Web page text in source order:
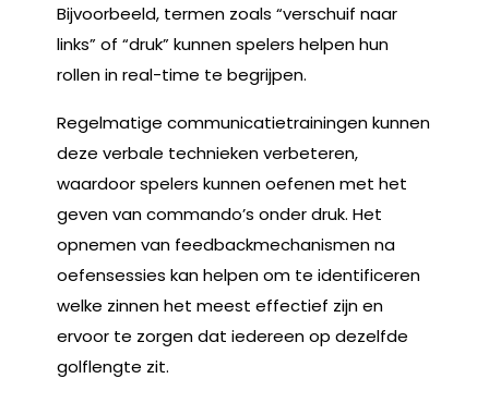
Bijvoorbeeld, termen zoals “verschuif naar
links” of “druk” kunnen spelers helpen hun
rollen in real-time te begrijpen.
Regelmatige communicatietrainingen kunnen
deze verbale technieken verbeteren,
waardoor spelers kunnen oefenen met het
geven van commando’s onder druk. Het
opnemen van feedbackmechanismen na
oefensessies kan helpen om te identificeren
welke zinnen het meest effectief zijn en
ervoor te zorgen dat iedereen op dezelfde
golflengte zit.